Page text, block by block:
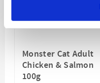
Monster Cat Adult
Chicken & Salmon
100g